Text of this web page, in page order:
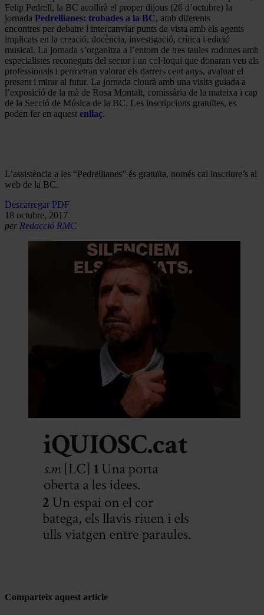
Felip Pedrell, la BC acollirà el proper dijous (26 d’octubre) la
jornada Pedrellianes: trobades a la BC, amb diferents
encontres per debatre i intercanviar punts de vista amb els agents
implicats en la creació, docència, investigació, crítica i edició
musical. La jornada s’organitza a l’entorn de tres taules rodones amb
especialistes reconeguts del sector i un col·loqui que donaran veu als
professionals i permetran valorar els darrers cent anys, avaluar el
present i mirar al futur. La jornada clourà amb una visita guiada a
l’exposició de la mà de Rosa Montalt, comissària de la mateixa i cap
de la Secció de Música de la BC. Les inscripcions gratuïtes, es
poden fer en aquest enllaç.
L’assistència a les “Pedrellianes” és gratuïta, només cal inscriure’s al
web de la BC.
Descarregar PDF
18 octubre, 2017
per Redacció RMC
Comparteix aquest article